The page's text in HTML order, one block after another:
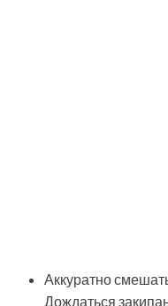
Аккуратно
Дождаться